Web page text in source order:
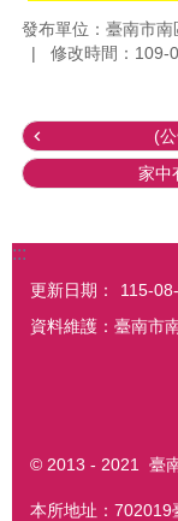
發布單位：臺南市南
修改時間：109-
(
家中
:::
更新日期：
115-
資料維護：臺南市
© 2013 - 2021 臺
本所地址：702019